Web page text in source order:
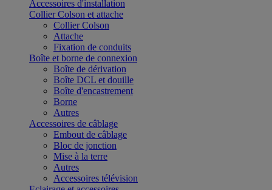
Accessoires d'installation
Collier Colson et attache
Collier Colson
Attache
Fixation de conduits
Boîte et borne de connexion
Boîte de dérivation
Boîte DCL et douille
Boîte d'encastrement
Borne
Autres
Accessoires de câblage
Embout de câblage
Bloc de jonction
Mise à la terre
Autres
Accessoires télévision